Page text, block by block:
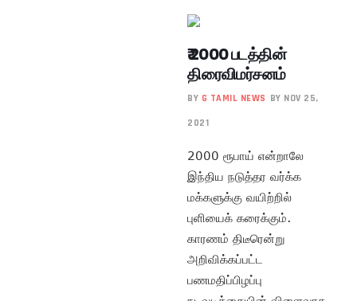
₹ 2000 படத்தின்
திரைவிமர்சனம்
BY G TAMIL NEWS BY NOV 25,
2021
2000 ரூபாய் என்றாலே
இந்திய நடுத்தர வர்க்க
மக்களுக்கு வயிற்றில்
புளியைக் கரைக்கும்.
காரணம் திடீரென்று
அறிவிக்கப்பட்ட
பணமதிப்பிழப்பு